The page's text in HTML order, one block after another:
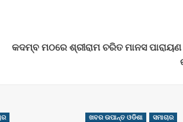
କଦମ୍ବ ମଠରେ ଶ୍ରୀରାମ ଚରିତ ମାନସ
ଖବର ଉପାନ୍ତ ଓଡିଶା ସମାଚାର